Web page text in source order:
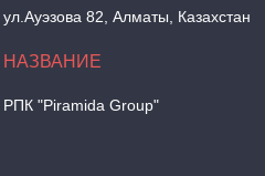
ул.Ауэзова 82, Алматы, Казахстан
РПК "Piramida Group"